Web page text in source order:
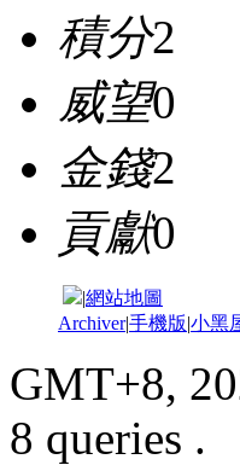
積分2
威望0
金錢2
貢獻0
|網站地圖
Archiver|手機版|小黑
GMT+8,
8 queries .